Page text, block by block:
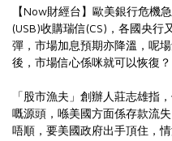
【Now財經台】歐美銀行危機
(USB)收購瑞信(CS)，各國央行
彈，市場加息預期亦降溫，呢
後，市場信心係咪就可以恢復？
「股市漁夫」創辦人莊志雄指
嘅源頭，喺美國方面係存款流
唔順，要美國政府出手頂住，